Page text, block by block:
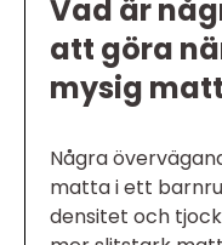
Vad är
att göra
mysig
Några
matta i ett
densitet och